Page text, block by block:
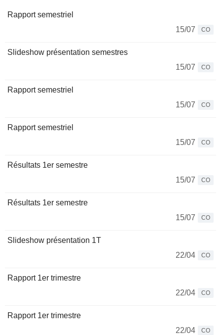
Rapport semestriel
15/07
CO
Slideshow présentation semestres
15/07
CO
Rapport semestriel
15/07
CO
Rapport semestriel
15/07
CO
Résultats 1er semestre
15/07
CO
Résultats 1er semestre
15/07
CO
Slideshow présentation 1T
22/04
CO
Rapport 1er trimestre
22/04
CO
Rapport 1er trimestre
22/04
CO